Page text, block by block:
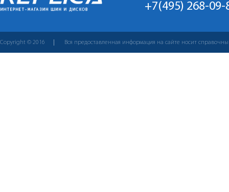
+7(495) 268-09-
Copyright © 2016 Вся предоставленная информация на сайте носит